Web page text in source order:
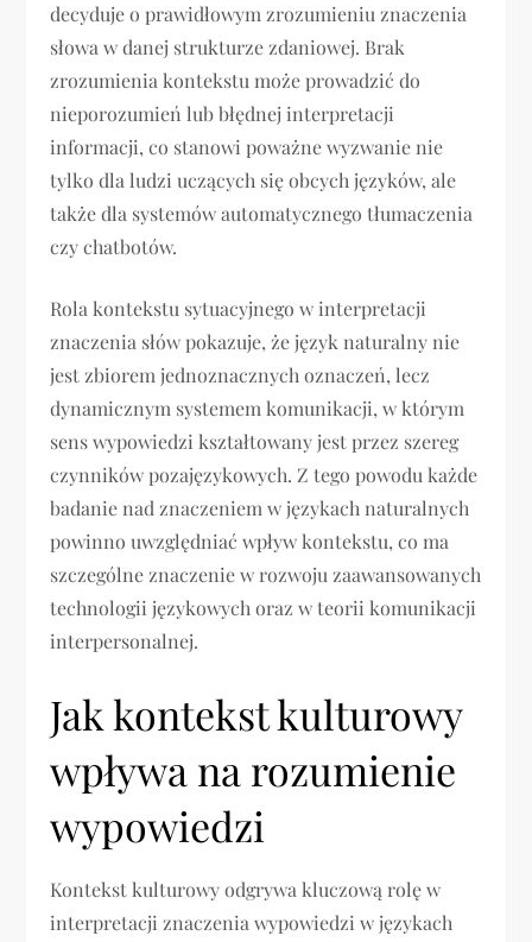
decyduje o prawidłowym zrozumieniu znaczenia
słowa w danej strukturze zdaniowej. Brak
zrozumienia kontekstu może prowadzić do
nieporozumień lub błędnej interpretacji
informacji, co stanowi poważne wyzwanie nie
tylko dla ludzi uczących się obcych języków, ale
także dla systemów automatycznego tłumaczenia
czy chatbotów.
Rola kontekstu sytuacyjnego w interpretacji
znaczenia słów pokazuje, że język naturalny nie
jest zbiorem jednoznacznych oznaczeń, lecz
dynamicznym systemem komunikacji, w którym
sens wypowiedzi kształtowany jest przez szereg
czynników pozajęzykowych. Z tego powodu każde
badanie nad znaczeniem w językach naturalnych
powinno uwzględniać wpływ kontekstu, co ma
szczególne znaczenie w rozwoju zaawansowanych
technologii językowych oraz w teorii komunikacji
interpersonalnej.
Jak kontekst kulturowy
wpływa na rozumienie
wypowiedzi
Kontekst kulturowy odgrywa kluczową rolę w
interpretacji znaczenia wypowiedzi w językach